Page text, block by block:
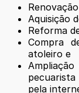
Aquisição
Reforma
Compra
atoleiro e
pela